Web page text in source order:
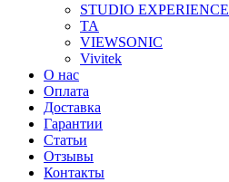
STUDIO EXPERIENCE
TA
VIEWSONIC
Vivitek
О нас
Оплата
Доставка
Гарантии
Статьи
Отзывы
Контакты